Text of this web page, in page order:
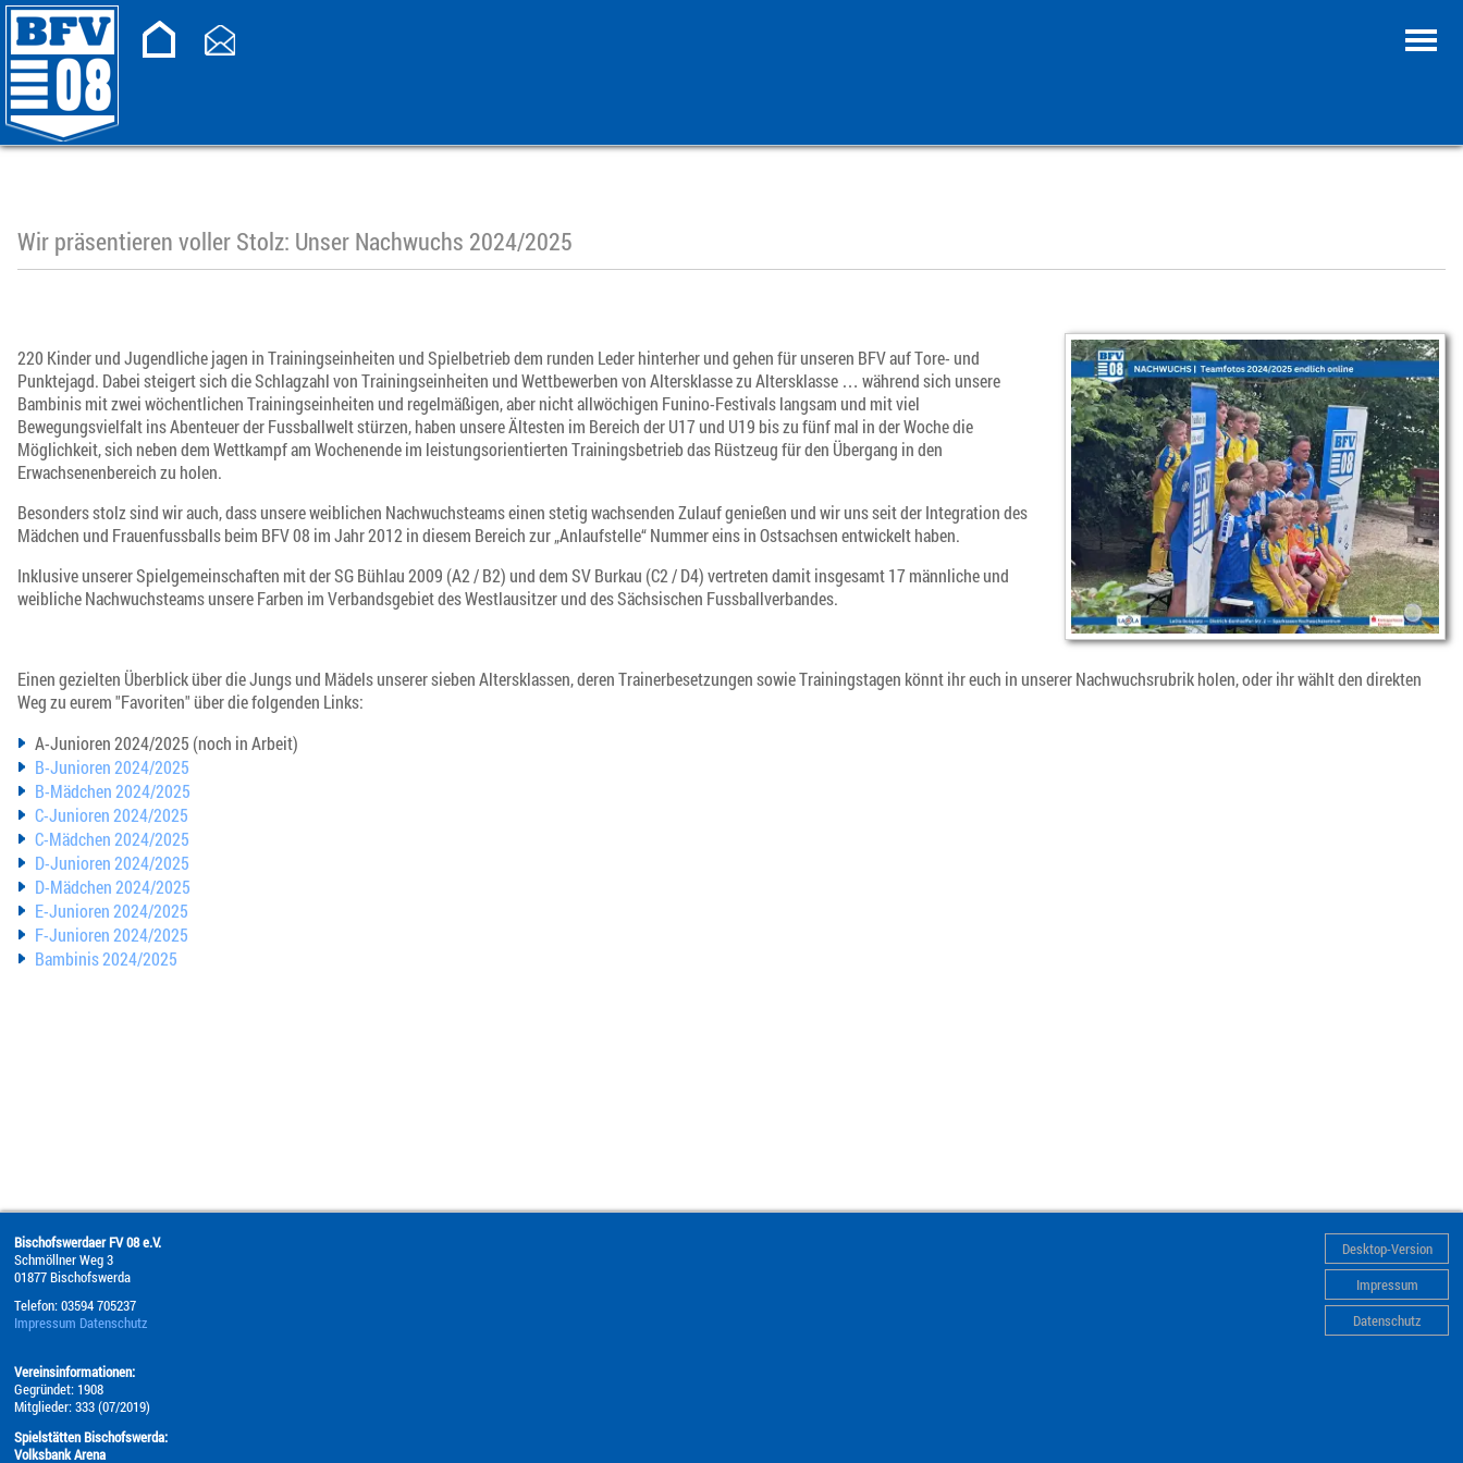
Wir präsentieren voller Stolz: Unser Nachwuchs 2024/2025
220 Kinder und Jugendliche jagen in Trainingseinheiten und Spielbetrieb dem runden Leder hinterher und gehen für unseren BFV auf Tore- und
Punktejagd. Dabei steigert sich die Schlagzahl von Trainingseinheiten und Wettbewerben von Altersklasse zu Altersklasse … während sich unsere
Bambinis mit zwei wöchentlichen Trainingseinheiten und regelmäßigen, aber nicht allwöchigen Funino-Festivals langsam und mit viel
Bewegungsvielfalt ins Abenteuer der Fussballwelt stürzen, haben unsere Ältesten im Bereich der U17 und U19 bis zu fünf mal in der Woche die
Möglichkeit, sich neben dem Wettkampf am Wochenende im leistungsorientierten Trainingsbetrieb das Rüstzeug für den Übergang in den
Erwachsenenbereich zu holen.
Besonders stolz sind wir auch, dass unsere weiblichen Nachwuchsteams einen stetig wachsenden Zulauf genießen und wir uns seit der Integration des
Mädchen und Frauenfussballs beim BFV 08 im Jahr 2012 in diesem Bereich zur „Anlaufstelle“ Nummer eins in Ostsachsen entwickelt haben.
Inklusive unserer Spielgemeinschaften mit der SG Bühlau 2009 (A2 / B2) und dem SV Burkau (C2 / D4) vertreten damit insgesamt 17 männliche und
weibliche Nachwuchsteams unsere Farben im Verbandsgebiet des Westlausitzer und des Sächsischen Fussballverbandes.
Einen gezielten Überblick über die Jungs und Mädels unserer sieben Altersklassen, deren Trainerbesetzungen sowie Trainingstagen könnt ihr euch in unserer Nachwuchsrubrik holen, oder ihr wählt den direkten
Weg zu eurem "Favoriten" über die folgenden Links:
A-Junioren 2024/2025 (noch in Arbeit)
B-Junioren 2024/2025
B-Mädchen 2024/2025
C-Junioren 2024/2025
C-Mädchen 2024/2025
D-Junioren 2024/2025
D-Mädchen 2024/2025
E-Junioren 2024/2025
F-Junioren 2024/2025
Bambinis 2024/2025
Desktop-Version
Impressum
Datenschutz
Bischofswerdaer FV 08 e.V.
Schmöllner Weg 3
01877 Bischofswerda
Telefon:03594 705237
Impressum Datenschutz
Vereinsinformationen:
Gegründet: 1908
Mitglieder: 333 (07/2019)
Spielstätten Bischofswerda:
Volksbank Arena